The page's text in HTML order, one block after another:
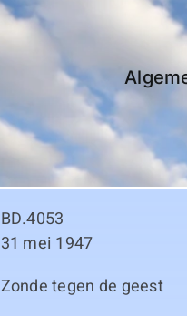
BD.4053
31 mei 1947
Zonde tegen de geest